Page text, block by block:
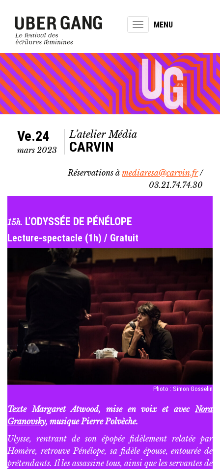
Toggle
Ve.24
mars 2023
L’atelier Média
CARVIN
Réservations à mediaresa@carvin.fr/
03.21.74.74.30
15h. L’ODYSSÉE DE PÉNÉLOPE
Lecture-spectacle (1h) / Gratuit
Photo : Simon Gosselin
Texte Margaret Atwood, mise en voix et avecNora
Granovsky, musique Pierre Polvèche.
Ulysse, rentrant de son épopée fidèlement relatée par
Homère, retrouve Pénélope, sa fidèle épouse, entourée de
prétendants. Il les assassine tous, ainsi que les servantes de